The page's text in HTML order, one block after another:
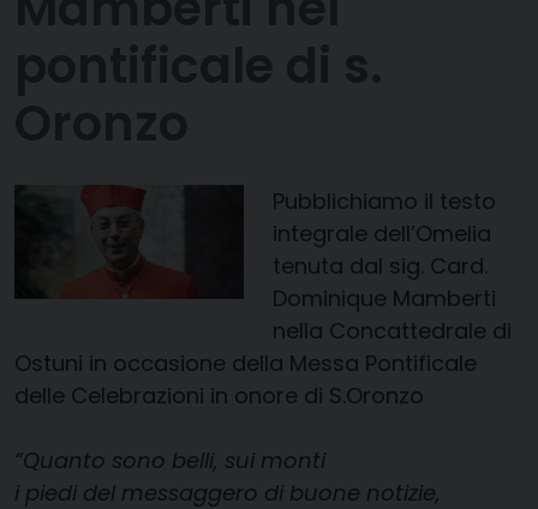
Pubblichiamo il testo
integrale dell’Omelia
tenuta dal sig. Card.
Dominique Mamberti
nella Concattedrale di
Ostuni in occasione della Messa Pontificale
delle Celebrazioni in onore di S.Oronzo
“Quanto sono belli, sui monti
i piedi del messaggero di buone notizie,